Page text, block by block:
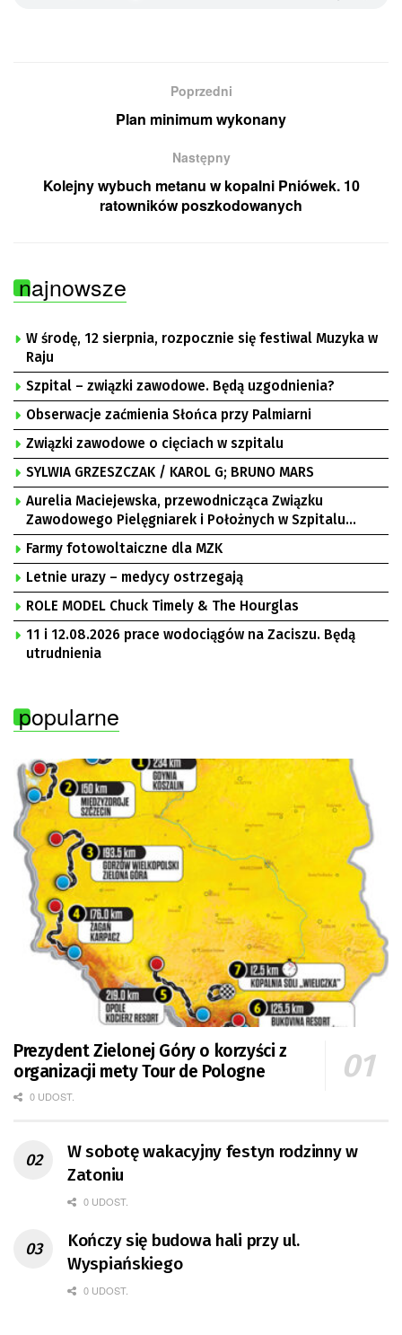
Poprzedni
Plan minimum wykonany
Następny
Kolejny wybuch metanu w kopalni Pniówek. 10
ratowników poszkodowanych
najnowsze
W środę, 12 sierpnia, rozpocznie się festiwal Muzyka w
Raju
Szpital – związki zawodowe. Będą uzgodnienia?
Obserwacje zaćmienia Słońca przy Palmiarni
Związki zawodowe o cięciach w szpitalu
SYLWIA GRZESZCZAK / KAROL G; BRUNO MARS
Aurelia Maciejewska, przewodnicząca Związku
Zawodowego Pielęgniarek i Położnych w Szpitalu
Uniwersyteckim w Zielonej Górze, Bogusław
Motowidełko, przewodniczący Zarządu Regionu NSZZ
„Solidarność” Zielona Góra
Farmy fotowoltaiczne dla MZK
Letnie urazy – medycy ostrzegają
ROLE MODEL Chuck Timely & The Hourglas
11 i 12.08.2026 prace wodociągów na Zaciszu. Będą
utrudnienia
popularne
Prezydent Zielonej Góry o korzyści z
organizacji mety Tour de Pologne
0 UDOST.
W sobotę wakacyjny festyn rodzinny w
Zatoniu
0 UDOST.
Kończy się budowa hali przy ul.
Wyspiańskiego
0 UDOST.